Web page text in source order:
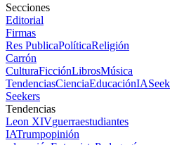
Secciones
Editorial
Firmas
Res PublicaPolíticaReligión
Carrón
CulturaFicciónLibrosMúsica
TendenciasCienciaEducaciónIA
Seekers
Tendencias
Leon XIVguerraestudiantes
IATrumpopinión